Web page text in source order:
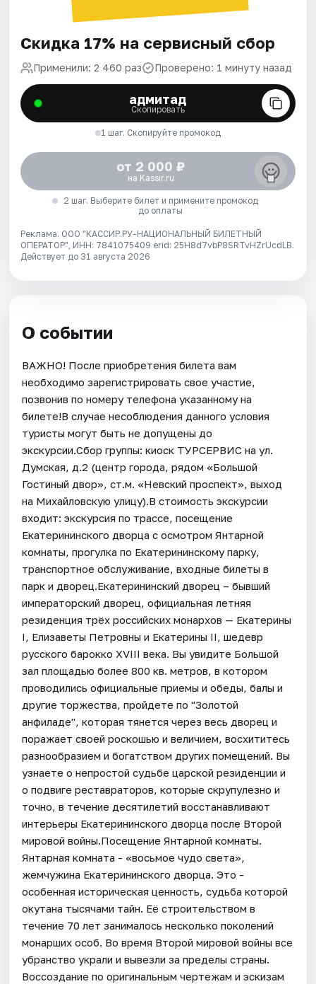
Скидка 17% на сервисный сбор
Применили: 2 460 раз Проверено: 1 минуту назад
адмитад
Скопировать
1 шаг. Скопируйте промокод
от 2 000 ₽
на Kassir.ru
2 шаг. Выберите билет и примените промокод
до оплаты
Реклама. ООО "КАССИР.РУ-НАЦИОНАЛЬНЫЙ БИЛЕТНЫЙ
ОПЕРАТОР", ИНН: 7841075409 erid: 25H8d7vbP8SRTvHZrUcdLB.
Действует до 31 августа 2026
О событии
ВАЖНО! После приобретения билета вам
необходимо зарегистрировать свое участие,
позвонив по номеру телефона указанному на
билете!В случае несоблюдения данного условия
туристы могут быть не допущены до
экскурсии.Сбор группы: киоск ТУРСЕРВИС на ул.
Думская, д.2 (центр города, рядом «Большой
Гостиный двор», ст.м. «Невский проспект», выход
на Михайловскую улицу).В стоимость экскурсии
входит: экскурсия по трассе, посещение
Екатерининского дворца с осмотром Янтарной
комнаты, прогулка по Екатерининскому парку,
транспортное обслуживание, входные билеты в
парк и дворец.Екатерининский дворец – бывший
императорский дворец, официальная летняя
резиденция трёх российских монархов — Екатерины
I, Елизаветы Петровны и Екатерины II, шедевр
русского барокко XVIII века. Вы увидите Большой
зал площадью более 800 кв. метров, в котором
проводились официальные приемы и обеды, балы и
другие торжества, пройдете по "Золотой
анфиладе", которая тянется через весь дворец и
поражает своей роскошью и величием, восхититесь
разнообразием и богатством других помещений. Вы
узнаете о непростой судьбе царской резиденции и
о подвиге реставраторов, которые скрупулезно и
точно, в течение десятилетий восстанавливают
интерьеры Екатерининского дворца после Второй
мировой войны.Посещение Янтарной комнаты.
Янтарная комната - «восьмое чудо света»,
жемчужина Екатерининского дворца. Это -
особенная историческая ценность, судьба которой
окутана тысячами тайн. Её строительством в
течение 70 лет занималось несколько поколений
монарших особ. Во время Второй мировой войны все
убранство украли и вывезли за пределы страны.
Воссоздание по оригинальным чертежам и эскизам